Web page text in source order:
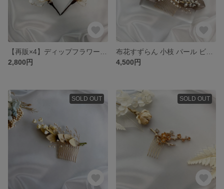
2,800円
4,500円
SOLD OUT SOLD OUT